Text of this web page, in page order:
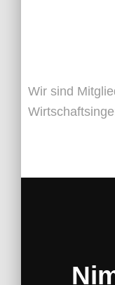
Wir sind